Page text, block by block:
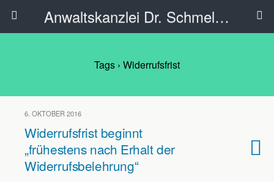
Anwaltskanzlei Dr. Schmelzer - Ahlen
Tags › Widerrufsfrist
6. OKTOBER 2016
Widerrufsfrist beginnt
„frühestens nach Erhalt der
Widerrufsbelehrung“